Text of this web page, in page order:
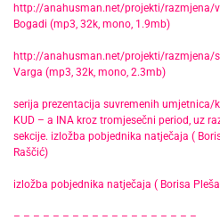
http://anahusman.net/projekti/razmjena/
Bogadi (mp3, 32k, mono, 1.9mb)
http://anahusman.net/projekti/razmjena/
Varga (mp3, 32k, mono, 2.3mb)
serija prezentacija suvremenih umjetnica/
KUD – a INA kroz tromjesečni period, uz
sekcije. izložba pobjednika natječaja (
Raščić)
izložba pobjednika natječaja ( Borisa
– – – – – – – – – – – – – – – – – – –